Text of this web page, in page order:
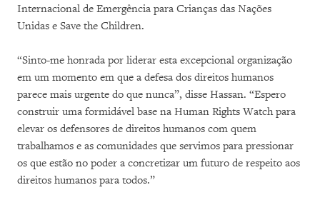
Internacional de Emergência para Crianças das Nações
Unidas e Save the Children.
“Sinto-me honrada por liderar esta excepcional organização
em um momento em que a defesa dos direitos humanos
parece mais urgente do que nunca”, disse Hassan. “Espero
construir uma formidável base na Human Rights Watch para
elevar os defensores de direitos humanos com quem
trabalhamos e as comunidades que servimos para pressionar
os que estão no poder a concretizar um futuro de respeito aos
direitos humanos para todos.”